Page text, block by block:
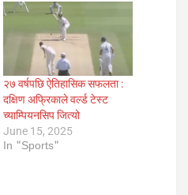
२७ वर्षपछि ऐतिहासिक सफलता :
दक्षिण अफ्रिकाले वर्ल्ड टेस्ट
च्याम्पियनसिप जित्यो
June 15, 2025
In "Sports"